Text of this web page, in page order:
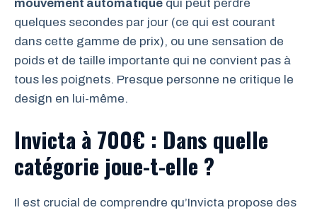
mouvement automatique qui peut perdre
quelques secondes par jour (ce qui est courant
dans cette gamme de prix), ou une sensation de
poids et de taille importante qui ne convient pas à
tous les poignets. Presque personne ne critique le
design en lui-même.
Invicta à 700€ : Dans quelle
catégorie joue-t-elle ?
Il est crucial de comprendre qu’Invicta propose des